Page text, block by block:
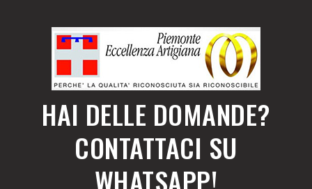
HAI DELLE DOMANDE?
CONTATTACI SU
WHATSAPP!